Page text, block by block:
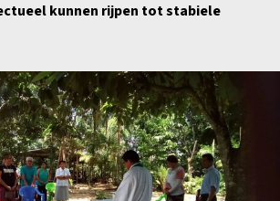
kunnen rijpen tot stabiele